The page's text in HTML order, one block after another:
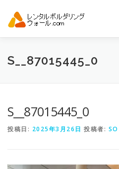
トップ 自動見積り
S__87015445_0
S__87015445_0
投稿日: 2025年3月26日 投稿者: